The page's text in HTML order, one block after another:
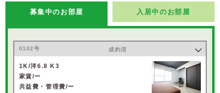
募集中のお部屋 入居中のお部屋
0102号 成約済
1K/洋6.8 K3
家賃/ー
共益費・管理費/ー